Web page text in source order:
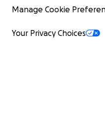
Manage Cookie
Your Privacy Choices